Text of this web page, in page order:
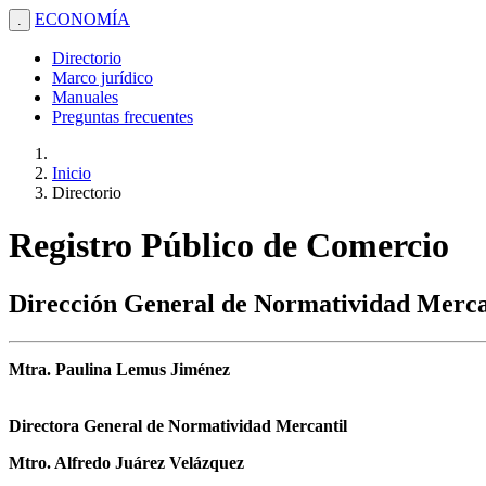
. ECONOMÍA
Directorio
Marco jurídico
Manuales
Preguntas frecuentes
Inicio
Directorio
Registro Público de Comercio
Dirección General de Normatividad
Mtra. Paulina Lemus Jiménez
Directora General de Normatividad Mercantil
Mtro. Alfredo Juárez Velázquez